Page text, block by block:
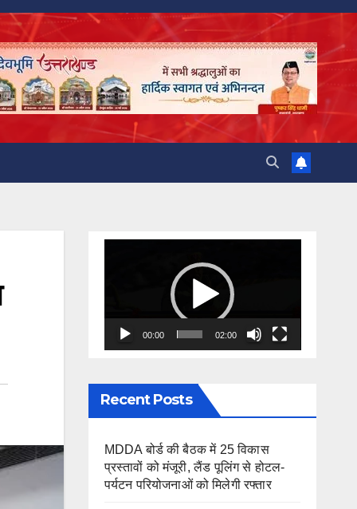
00:00 02:00
Recent Posts
MDDA बोर्ड की बैठक में 25 विकास
प्रस्तावों को मंजूरी, लैंड पूलिंग से होटल-
पर्यटन परियोजनाओं को मिलेगी रफ्तार